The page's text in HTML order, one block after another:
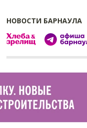
НОВОСТИ БАРНАУЛА